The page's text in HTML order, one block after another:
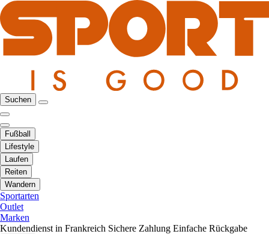
Suchen
Fußball
Lifestyle
Laufen
Reiten
Wandern
Sportarten
Outlet
Marken
Kundendienst in Frankreich Sichere Zahlung Einfache Rückgabe